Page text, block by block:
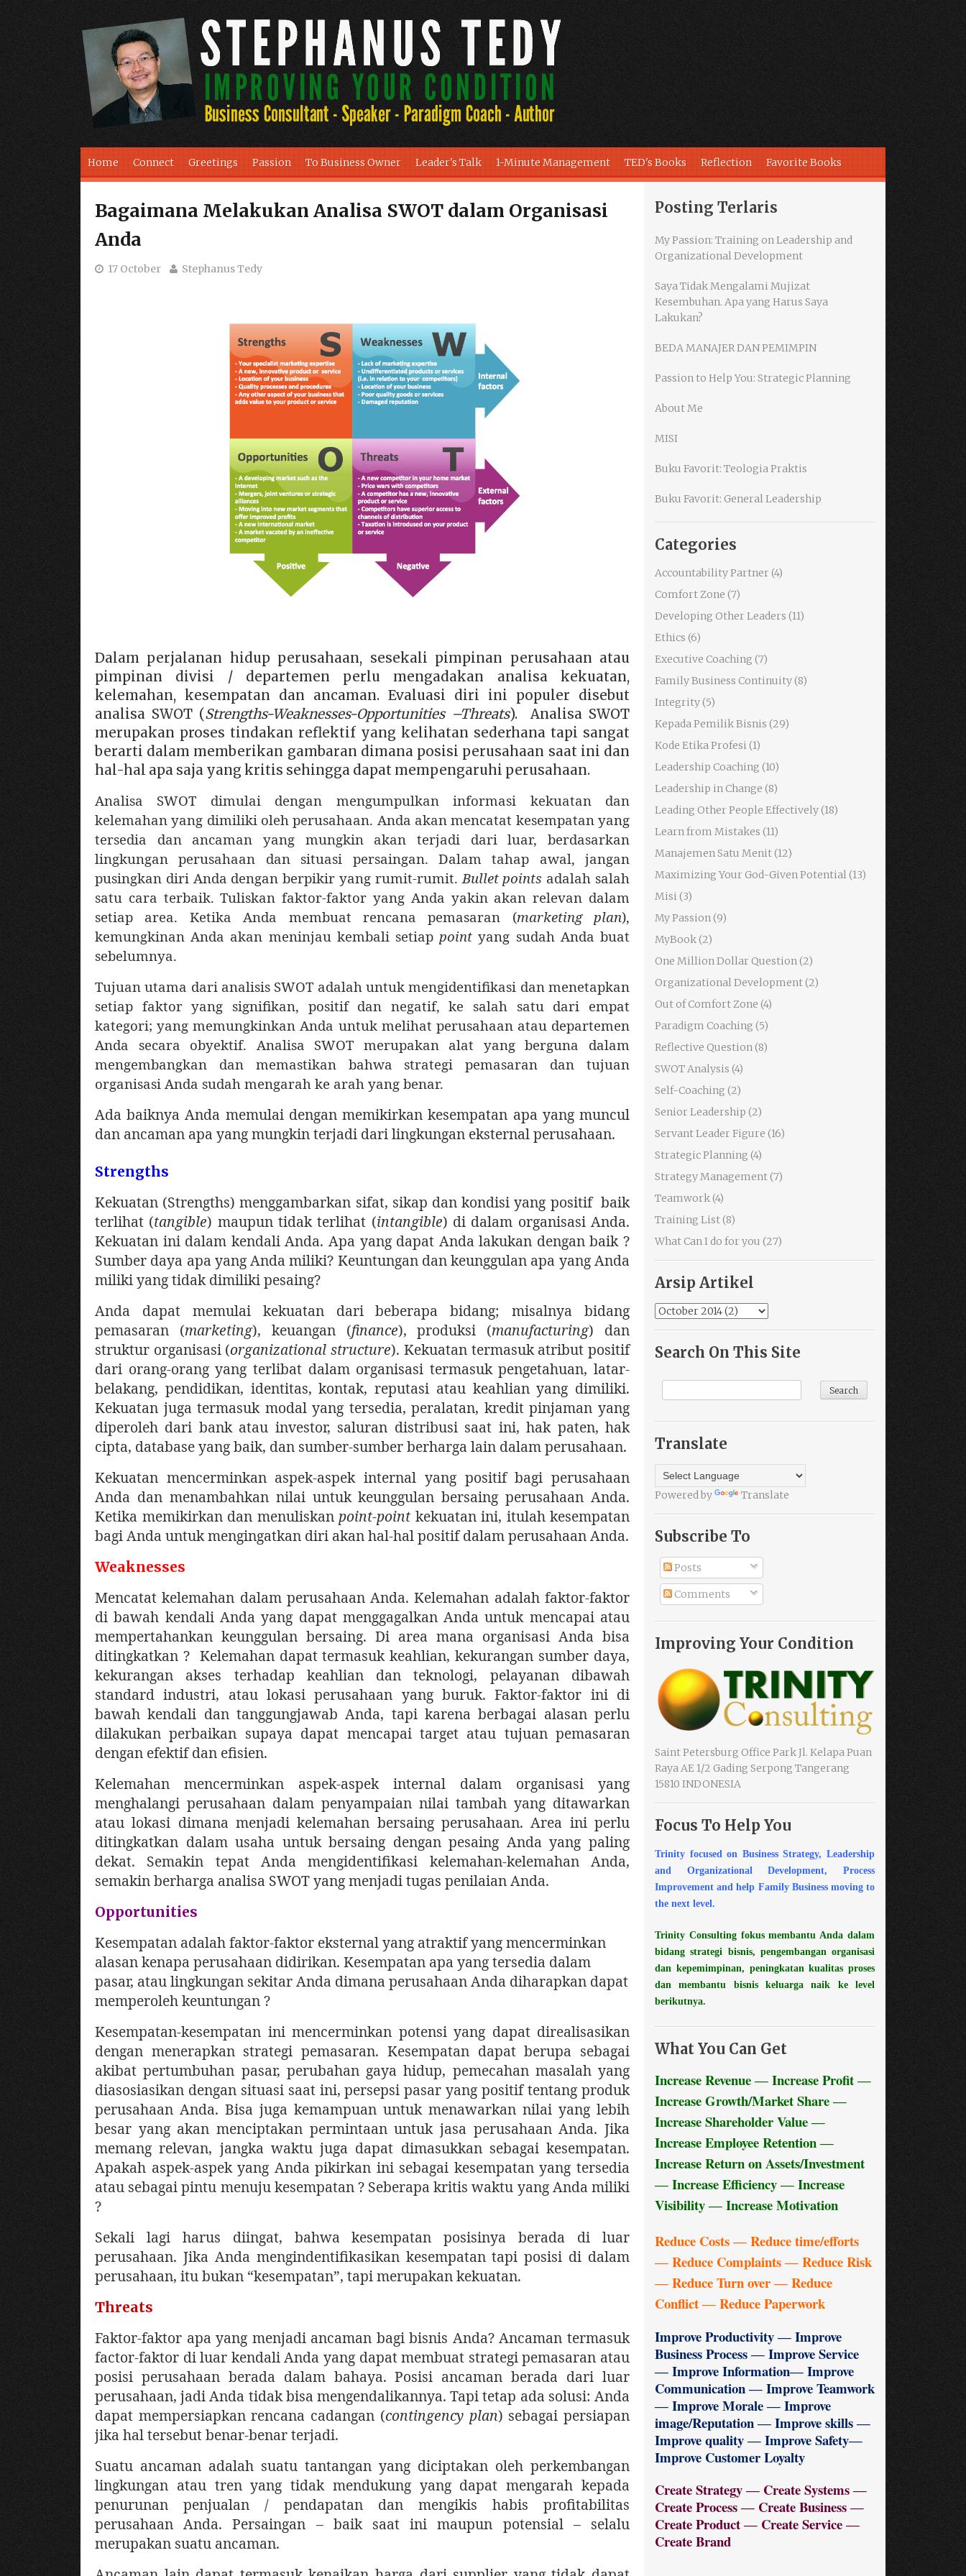
Skip to content
Home Connect Greetings Passion To Business Owner Leader's Talk 1-Minute Management TED's Books Reflection Favorite Books
Bagaimana Melakukan Analisa SWOT dalam Organisasi
Anda
17 October Stephanus Tedy
Dalam perjalanan hidup perusahaan, sesekali pimpinan perusahaan atau
pimpinan divisi / departemen perlu mengadakan analisa kekuatan,
kelemahan, kesempatan dan ancaman. Evaluasi diri ini populer disebut
analisa SWOT (Strengths-Weaknesses-Opportunities –Threats).
Analisa SWOT
merupakan proses tindakan reflektif yang kelihatan sederhana tapi sangat
berarti dalam memberikan gambaran dimana posisi perusahaan saat ini dan
hal-hal apa saja yang kritis sehingga dapat mempengaruhi perusahaan.
Analisa SWOT dimulai dengan mengumpulkan informasi kekuatan dan
kelemahan yang dimiliki oleh perusahaan. Anda akan mencatat kesempatan yang
tersedia dan ancaman yang mungkin akan terjadi dari luar, berdasarkan
lingkungan perusahaan dan situasi persaingan. Dalam tahap awal, jangan
pusingkan diri Anda dengan berpikir yang rumit-rumit.Bullet points adalah salah
satu cara terbaik. Tuliskan faktor-faktor yang Anda yakin akan relevan dalam
setiap area. Ketika Anda membuat rencana pemasaran (marketing plan),
kemungkinan Anda akan meninjau kembali setiappointyang sudah Anda buat
sebelumnya.
Tujuan utama dari analisis SWOT adalah untuk mengidentifikasi dan menetapkan
setiap faktor yang signifikan, positif dan negatif, ke salah satu dari empat
kategori; yang memungkinkan Anda untuk melihat perusahaan atau departemen
Anda secara obyektif. Analisa SWOT merupakan alat yang berguna dalam
mengembangkan dan memastikan bahwa strategi pemasaran dan tujuan
organisasi Anda sudah mengarah ke arah yang benar.
Ada baiknya Anda memulai dengan memikirkan kesempatan apa yang muncul
dan ancaman apa yang mungkin terjadi dari lingkungan eksternal perusahaan.
Strengths
Kekuatan (Strengths) menggambarkan sifat, sikap dan kondisi yang positif baik
terlihat (tangible) maupun tidak terlihat (intangible) di dalam organisasi Anda.
Kekuatan ini dalam kendali Anda. Apa yang dapat Anda lakukan dengan baik ?
Sumber daya apa yang Anda miliki? Keuntungan dan keunggulan apa yang Anda
miliki yang tidak dimiliki pesaing?
Anda dapat memulai kekuatan dari beberapa bidang; misalnya bidang
pemasaran (marketing), keuangan (finance), produksi (manufacturing) dan
struktur organisasi (organizational structure). Kekuatan termasuk atribut positif
dari orang-orang yang terlibat dalam organisasi termasuk pengetahuan, latar-
belakang, pendidikan, identitas, kontak, reputasi atau keahlian yang dimiliki.
Kekuatan juga termasuk modal yang tersedia, peralatan, kredit pinjaman yang
diperoleh dari bank atau investor, saluran distribusi saat ini, hak paten, hak
cipta, database yang baik, dan sumber-sumber berharga lain dalam perusahaan.
Kekuatan mencerminkan aspek-aspek internal yang positif bagi perusahaan
Anda dan menambahkan nilai untuk keunggulan bersaing perusahaan Anda.
Ketika memikirkan dan menuliskan point-point kekuatan ini, itulah kesempatan
bagi Anda untuk mengingatkan diri akan hal-hal positif dalam perusahaan Anda.
Weaknesses
Mencatat kelemahan dalam perusahaan Anda. Kelemahan adalah faktor-faktor
di bawah kendali Anda yang dapat menggagalkan Anda untuk mencapai atau
mempertahankan keunggulan bersaing. Di area mana organisasi Anda bisa
ditingkatkan ? Kelemahan dapat termasuk keahlian, kekurangan sumber daya,
kekurangan akses terhadap keahlian dan teknologi, pelayanan dibawah
standard industri, atau lokasi perusahaan yang buruk. Faktor-faktor ini di
bawah kendali dan tanggungjawab Anda, tapi karena berbagai alasan perlu
dilakukan perbaikan supaya dapat mencapai target atau tujuan pemasaran
dengan efektif dan efisien.
Kelemahan mencerminkan aspek-aspek internal dalam organisasi yang
menghalangi perusahaan dalam penyampaian nilai tambah yang ditawarkan
atau lokasi dimana menjadi kelemahan bersaing perusahaan. Area ini perlu
ditingkatkan dalam usaha untuk bersaing dengan pesaing Anda yang paling
dekat. Semakin tepat Anda mengidentifikasi kelemahan-kelemahan Anda,
semakin berharga analisa SWOT yang menjadi tugas penilaian Anda.
Opportunities
Kesempatan adalah faktor-faktor eksternal yang atraktif yang mencerminkan
alasan kenapa perusahaan didirikan. Kesempatan apa yang tersedia dalam
pasar, atau lingkungan sekitar Anda dimana perusahaan Anda diharapkan dapat
memperoleh keuntungan ?
Kesempatan-kesempatan ini mencerminkan potensi yang dapat direalisasikan
dengan menerapkan strategi pemasaran. Kesempatan dapat berupa sebagai
akibat pertumbuhan pasar, perubahan gaya hidup, pemecahan masalah yang
diasosiasikan dengan situasi saat ini, persepsi pasar yang positif tentang produk
perusahaan Anda. Bisa juga kemampuan untuk menawarkan nilai yang lebih
besar yang akan menciptakan permintaan untuk jasa perusahaan Anda. Jika
memang relevan, jangka waktu juga dapat dimasukkan sebagai kesempatan.
Apakah aspek-aspek yang Anda pikirkan ini sebagai kesempatan yang tersedia
atau sebagai pintu menuju kesempatan ? Seberapa kritis waktu yang Anda miliki
?
Sekali lagi harus diingat, bahwa kesempatan posisinya berada di luar
perusahaan. Jika Anda mengindentifikasikan kesempatan tapi posisi di dalam
perusahaan, itu bukan “kesempatan”, tapi merupakan kekuatan.
Threats
Faktor-faktor apa yang menjadi ancaman bagi bisnis Anda? Ancaman termasuk
factor-faktor di luar kendali Anda yang dapat membuat strategi pemasaran atau
posisi perusahaan berada dalam bahaya. Posisi ancaman berada dari luar
perusahaan, jadi Anda tidak bisa mengendalikannya. Tapi tetap ada solusi: Anda
dapat mempersiapkan rencana cadangan (contingency plan) sebagai persiapan
jika hal tersebut benar-benar terjadi.
Suatu ancaman adalah suatu tantangan yang diciptakan oleh perkembangan
lingkungan atau tren yang tidak mendukung yang dapat mengarah kepada
penurunan penjualan / pendapatan dan mengikis habis profitabilitas
perusahaan Anda. Persaingan – baik saat ini maupun potensial – selalu
merupakan suatu ancaman.
Posting Terlaris
My Passion: Training on Leadership and
Organizational Development
Saya Tidak Mengalami Mujizat
Kesembuhan. Apa yang Harus Saya
Lakukan?
BEDA MANAJER DAN PEMIMPIN
Passion to Help You: Strategic Planning
About Me
MISI
Buku Favorit: Teologia Praktis
Buku Favorit: General Leadership
Categories
Accountability Partner (4)
Comfort Zone (7)
Developing Other Leaders (11)
Ethics (6)
Executive Coaching (7)
Family Business Continuity(8)
Integrity(5)
Kepada Pemilik Bisnis (29)
Kode Etika Profesi (1)
Leadership Coaching (10)
Leadership in Change (8)
Leading Other People Effectively(18)
Learn from Mistakes (11)
Manajemen Satu Menit(12)
Maximizing Your God-Given Potential(13)
Misi (3)
My Passion(9)
MyBook(2)
One Million Dollar Question(2)
Organizational Development(2)
Out of Comfort Zone (4)
Paradigm Coaching (5)
Reflective Question(8)
SWOT Analysis (4)
Self-Coaching (2)
Senior Leadership (2)
Servant Leader Figure (16)
Strategic Planning (4)
Strategy Management(7)
Teamwork(4)
Training List(8)
What Can I do for you (27)
Arsip Artikel
Search On This Site
Translate
Powered by Translate
Subscribe To
Posts
Comments
Improving Your Condition
Saint Petersburg Office Park Jl. Kelapa Puan
Raya AE 1/2 Gading Serpong Tangerang
15810 INDONESIA
Focus To Help You
Trinity focused on Business Strategy, Leadership
and Organizational Development, Process
Improvement and help Family Business moving to
the next level.
Trinity Consulting fokus membantu Anda dalam
bidang strategi bisnis, pengembangan organisasi
dan kepemimpinan, peningkatan kualitas proses
dan membantu bisnis keluarga naik ke level
berikutnya.
What You Can Get
Increase Revenue ― Increase Profit ―
Increase Growth/Market Share ―
Increase Shareholder Value ―
Increase Employee Retention ―
Increase Return on Assets/Investment
― Increase Efficiency ― Increase
Visibility ― Increase Motivation
Reduce Costs ― Reduce time/efforts
― Reduce Complaints ― Reduce Risk
― Reduce Turn over ― Reduce
Conflict ― Reduce Paperwork
Improve Productivity ― Improve
Business Process ― Improve Service
― Improve Information― Improve
Communication ― Improve Teamwork
― Improve Morale ― Improve
image/Reputation ― Improve skills ―
Improve quality ― Improve Safety―
Improve Customer Loyalty
Create Strategy ― Create Systems ―
Create Process ― Create Business ―
Create Product ― Create Service ―
Create Brand